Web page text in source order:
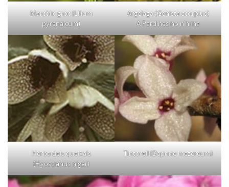
Marcòlic groc (Lilium
pyrenaicum)
Argelaga (Genista scorpius)
A Pardines no n’hi ha
Herba dels queixals
(Hyoscianus niger)
Tintorell (Daphne mezereum)